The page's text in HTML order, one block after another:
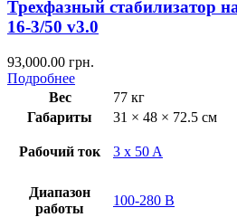
Трехфазный стабилизатор
16-3/50 v3.0
93,000.00 грн.
Подробнее
Вес
77 кг
Габариты
31 × 48 × 72.5 см
Рабочий ток 3 x 50 A
Диапазон
работы
100-280 В